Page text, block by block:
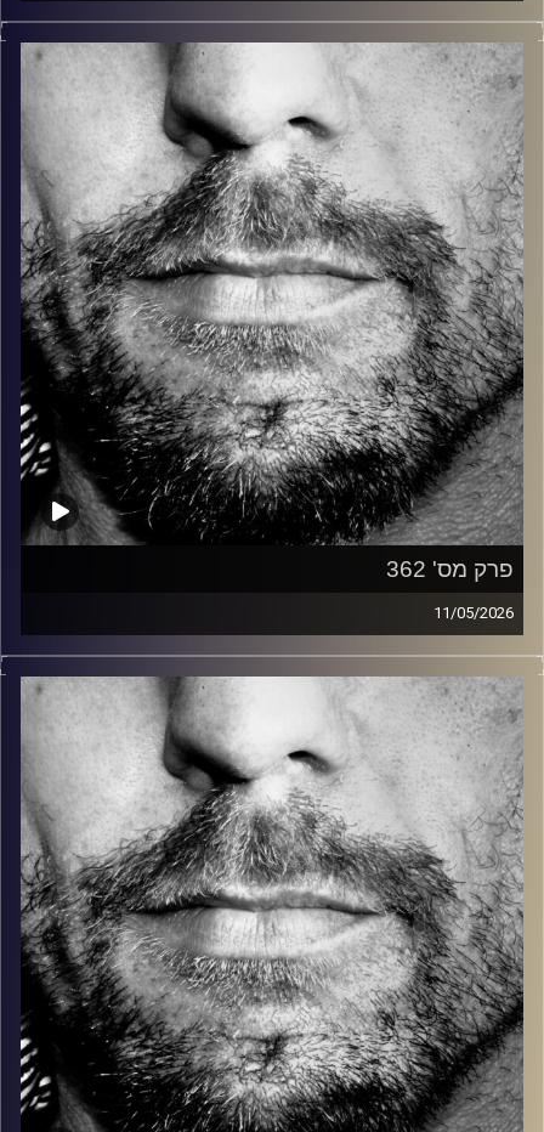
זיפים, מוזיקה מחוספסת של הופעות חיות. הרבה ג'אם, רוק,
בלוז, bluegrass, ג'אז, Fאנק, פרוגרסיב ואפילו אלקטרוניקה.
כל מה שחי, אמיתי ונושם.
עם שמוליק רגב.
קרדיט תמונות: David Goehring
פרק מס' 362
11/05/2026
זיפים, מוזיקה מחוספסת של הופעות חיות. הרבה ג'אם, רוק,
בלוז, bluegrass, ג'אז, Fאנק, פרוגרסיב ואפילו אלקטרוניקה.
כל מה שחי, אמיתי ונושם.
עם שמוליק רגב.
קרדיט תמונות: David Goehring